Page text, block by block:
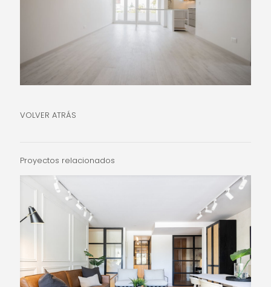
VOLVER ATRÁS
Proyectos relacionados